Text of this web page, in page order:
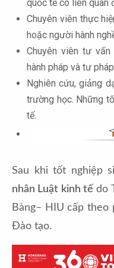
quốc tế có liên quan
Chuyên viên thực
hoặc người hành
Chuyên viên tư
hành pháp và tư pháp.
Nghiên cứu, giảng
trường học. Những
tế.
Sau khi tốt nghiệp
nhân Luật kinh tế do
Bàng– HIU cấp theo
Đào tạo.